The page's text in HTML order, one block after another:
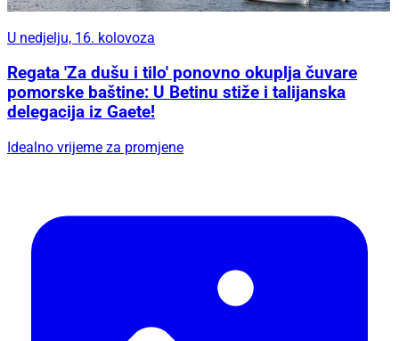
U nedjelju, 16. kolovoza
Regata 'Za dušu i tilo' ponovno okuplja čuvare
pomorske baštine: U Betinu stiže i talijanska
delegacija iz Gaete!
Idealno vrijeme za promjene